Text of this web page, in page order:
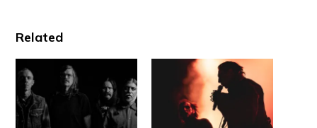
Related